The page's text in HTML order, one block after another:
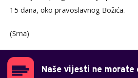
15 dana, oko pravoslavnog Božića.
(Srna)
Naše vijesti ne morate